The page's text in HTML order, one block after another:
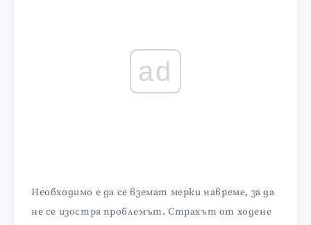
ad
Необходимо е да се вземат мерки навреме, за да
не се изостря проблемът. Страхът от ходене